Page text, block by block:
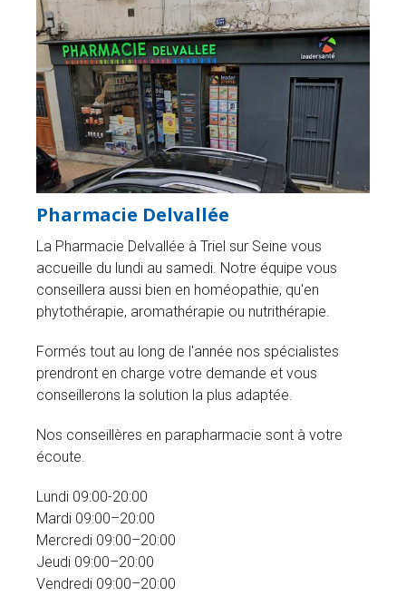
Pharmacie Delvallée
La Pharmacie Delvallée à Triel sur Seine vous
accueille du lundi au samedi. Notre équipe vous
conseillera aussi bien en homéopathie, qu'en
phytothérapie, aromathérapie ou nutrithérapie.
Formés tout au long de l'année nos spécialistes
prendront en charge votre demande et vous
conseillerons la solution la plus adaptée.
Nos conseillères en parapharmacie sont à votre
écoute.
Lundi 09:00-20:00
Mardi 09:00–20:00
Mercredi 09:00–20:00
Jeudi 09:00–20:00
Vendredi 09:00–20:00